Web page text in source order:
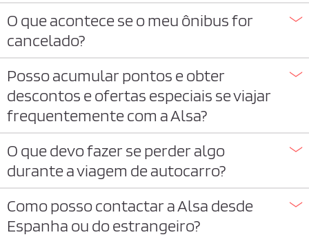
O que acontece se o meu ônibus for
cancelado?
Posso acumular pontos e obter
descontos e ofertas especiais se viajar
frequentemente com a Alsa?
O que devo fazer se perder algo
durante a viagem de autocarro?
Como posso contactar a Alsa desde
Espanha ou do estrangeiro?